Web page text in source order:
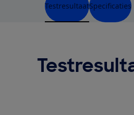
TestresultaatSpecificaties